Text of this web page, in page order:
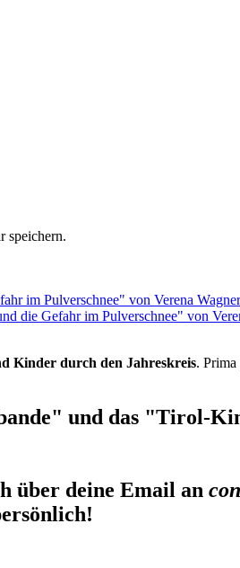
speichern.
die Gefahr im Pulverschnee" von
Kinder durch den Jahreskreis.
und das "Tirol-
über deine Email an